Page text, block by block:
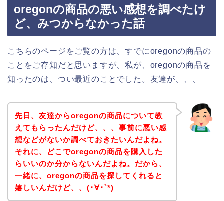
oregonの商品の悪い感想を調べたけ
ど、みつからなかった話
こちらのページをご覧の方は、すでにoregonの商品の
ことをご存知だと思いますが、私が、oregonの商品を
知ったのは、つい最近のことでした。友達が、、、
先日、友達からoregonの商品について教
えてもらったんだけど、、、事前に悪い感
想などがないか調べておきたいんだよね。
それに、どこでoregonの商品を購入した
らいいのか分からないんだよね。だから、
一緒に、oregonの商品を探してくれると
嬉しいんだけど、、(･∀･`*)